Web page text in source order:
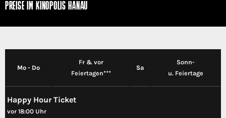
PREISE IM KINOPOLIS HANAU
Mo - Do
Fr & vor
Feiertagen***
Sa
Sonn-
u. Feiertage
Happy Hour Ticket
vor 18:00 Uhr